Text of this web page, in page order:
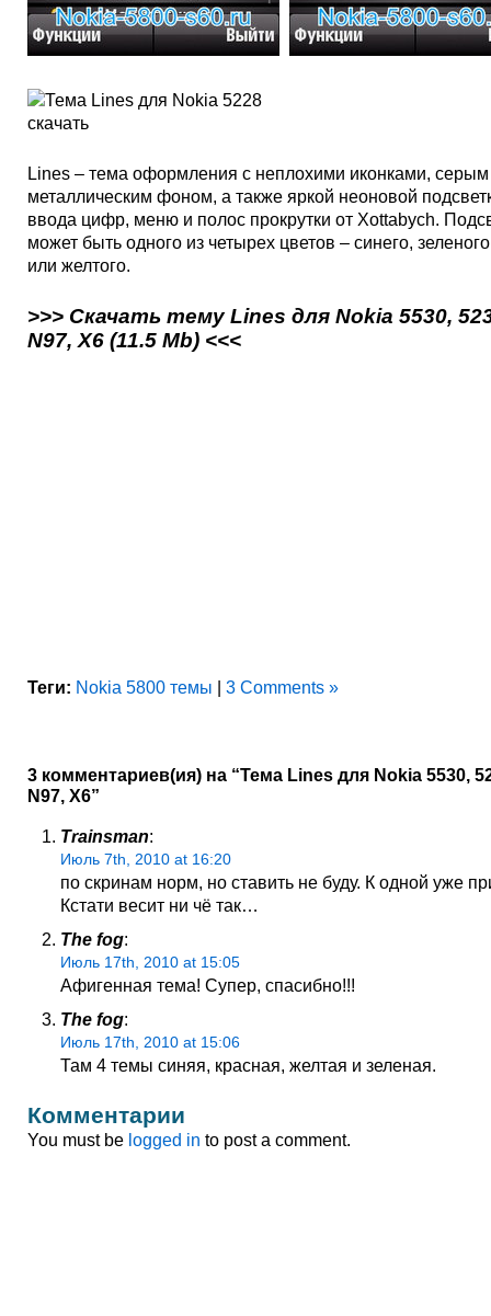
Lines – тема оформления с неплохими иконками, серым
металлическим фоном, а также яркой неоновой
ввода цифр, меню и полос прокрутки от Xottabych.
может быть одного из четырех цветов – синего,
или желтого.
>>> Скачать тему Lines для Nokia 5530,
N97, X6 (11.5 Mb) <<<
Теги: Nokia 5800 темы 3 Comments »
3 комментариев(ия) на “Тема Lines для Nokia 5530,
N97, X6”
Trainsman:
Июль 7th, 2010 at 16:20
по скринам норм, но ставить не буду. К одной уже
Кстати весит ни чё так…
The fog:
Июль 17th, 2010 at 15:05
Афигенная тема! Супер, спасибно!!!
The fog:
Июль 17th, 2010 at 15:06
Там 4 темы синяя, красная, желтая и зеленая.
Комментарии
You must be logged in to post a comment.